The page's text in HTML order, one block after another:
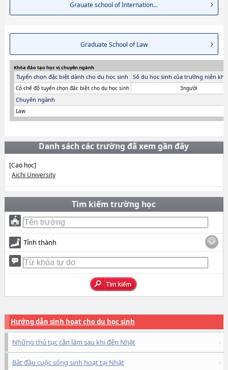
Grauate school of Internation...
Graduate School of Law
Khóa đào tạo học vị chuyên ngành
Tuyển chọn đặc biệt dành cho du học sinh Số du học sinh của trường niên
Có chế độ tuyển chọn đăc biệt cho du học sinh 3người
Chuyên ngành
Law
Danh sách các trường đã xem gần đây
[Cao học]
Aichi University
Tìm kiếm trường học
Tỉnh thành
Hướng dẫn sinh hoạt cho du học sinh
Những thủ tục cần làm sau khi đến Nhật
Bắt đầu cuộc sống sinh hoạt tại Nhật